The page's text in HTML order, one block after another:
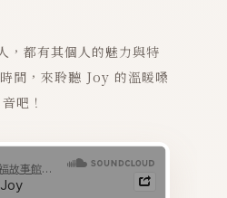
，都有其個人的魅力與特
間，來聆聽 Joy 的溫暖嗓
音吧！